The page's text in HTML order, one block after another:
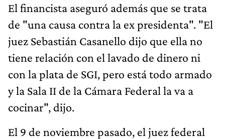
El financista aseguró además que se trata
de "una causa contra la ex presidenta". "El
juez Sebastián Casanello dijo que ella no
tiene relación con el lavado de dinero ni
con la plata de SGI, pero está todo armado
y la Sala II de la Cámara Federal la va a
cocinar", dijo.
El 9 de noviembre pasado, el juez federal